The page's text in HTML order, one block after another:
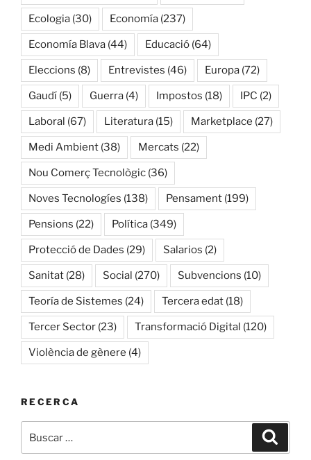
Ecologia (30) Economía (237)
Economía Blava (44) Educació (64)
Eleccions (8) Entrevistes (46) Europa (72)
Gaudí (5) Guerra (4) Impostos (18) IPC (2)
Laboral (67) Literatura (15) Marketplace (27)
Medi Ambient (38) Mercats (22)
Nou Comerç Tecnològic (36)
Noves Tecnologíes (138) Pensament (199)
Pensions (22) Política (349)
Protecció de Dades (29) Salarios (2)
Sanitat (28) Social (270) Subvencions (10)
Teoría de Sistemes (24) Tercera edat (18)
Tercer Sector (23) Transformació Digital (120)
Violència de gènere (4)
RECERCA
por: